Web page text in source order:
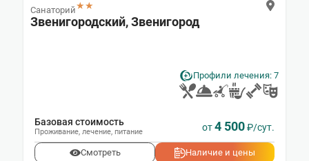
Санаторий★★
Звенигородский, Звенигород
Профили лечения: 7
Базовая стоимость
Проживание лечение питание от4 500₽/сут.
Смотреть Наличие и цены